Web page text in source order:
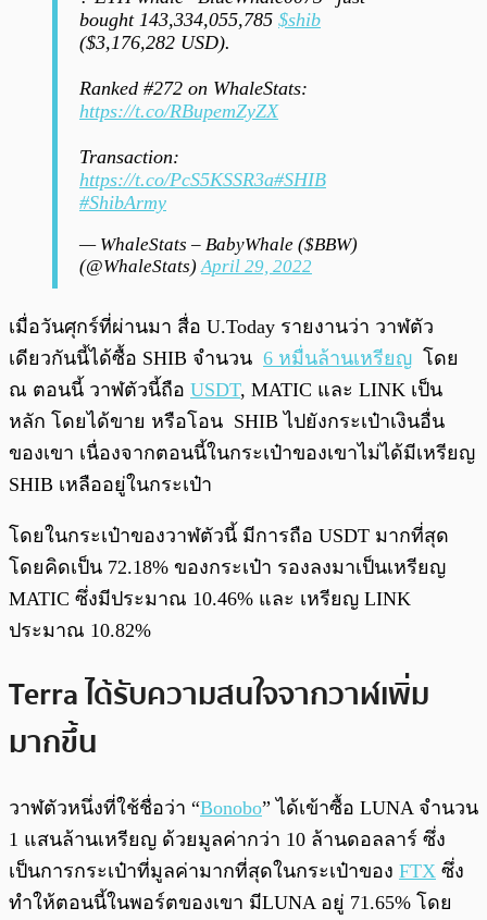
bought 143,334,055,785 $shib
($3,176,282 USD).
Ranked #272 on WhaleStats:
https://t.co/RBupemZyZX
Transaction:
https://t.co/PcS5KSSR3a#SHIB
#ShibArmy
— WhaleStats – BabyWhale ($BBW)
(@WhaleStats)April 29, 2022
เมื่อวันศุกร์ที่ผ่านมา สื่อ U.Today รายงานว่า วาฬตัว
เดียวกันนี้ได้ซื้อ SHIB จำนวน 6 หมื่นล้านเหรียญ โดย
ณ ตอนนี้ วาฬตัวนี้ถือ USDT, MATIC และ LINK เป็น
หลัก โดยได้ขาย หรือโอน SHIB ไปยังกระเป๋าเงินอื่น
ของเขา เนื่องจากตอนนี้ในกระเป๋าของเขาไม่ได้มีเหรียญ
SHIB เหลืออยู่ในกระเป๋า
โดยในกระเป๋าของวาฬตัวนี้ มีการถือ USDT มากที่สุด
โดยคิดเป็น 72.18% ของกระเป๋า รองลงมาเป็นเหรียญ
MATIC ซึ่งมีประมาณ 10.46% และ เหรียญ LINK
ประมาณ 10.82%
Terra ได้รับความสนใจจากวาฬเพิ่ม
มากขึ้น
วาฬตัวหนึ่งที่ใช้ชื่อว่า “Bonobo” ได้เข้าซื้อ LUNA จำนวน
1 แสนล้านเหรียญ ด้วยมูลค่ากว่า 10 ล้านดอลลาร์ ซึ่ง
เป็นการกระเป๋าที่มูลค่ามากที่สุดในกระเป๋าของ FTX ซึ่ง
ทำให้ตอนนี้ในพอร์ตของเขา มีLUNA อยู่ 71.65% โดย